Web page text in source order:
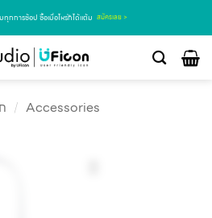
กการช้อป ซื้อเมื่อไหร่ก็ได้แต้ม สมัครเลย >
/ Accessories